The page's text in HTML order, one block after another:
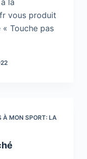
la
vous produit
Touche pas
À MON SPORT: LA